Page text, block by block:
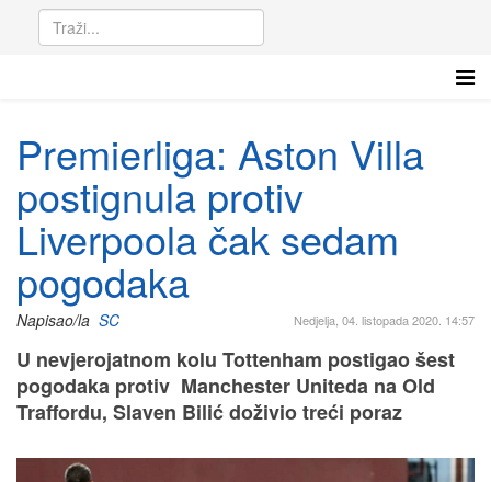
Premierliga: Aston Villa
postignula protiv
Liverpoola čak sedam
pogodaka
Nedjelja, 04. listopada 2020. 14:57
Napisao/la SC
U nevjerojatnom kolu Tottenham postigao šest
pogodaka protiv Manchester Uniteda na Old
Traffordu, Slaven Bilić doživio treći poraz